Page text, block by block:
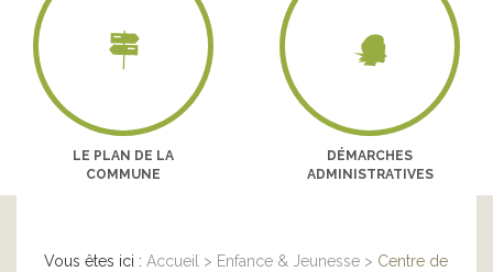
LE PLAN DE LA
COMMUNE
DÉMARCHES
ADMINISTRATIVES
Vous êtes ici : Accueil > Enfance & Jeunesse > Centre de